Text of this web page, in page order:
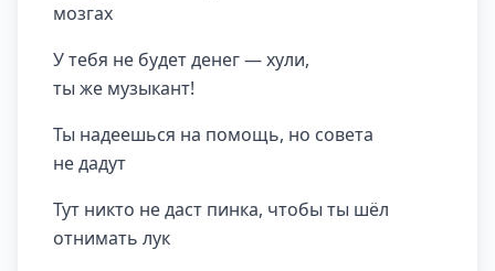
мозгах
У тебя не будет денег — хули,
ты же музыкант!
Ты надеешься на помощь, но совета
не дадут
Тут никто не даст пинка, чтобы ты шёл
отнимать лук